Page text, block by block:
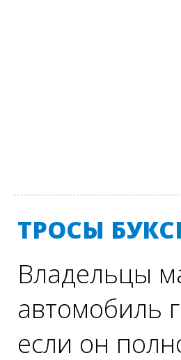
ТРОСЫ
Владельцы
автомобиль
если он